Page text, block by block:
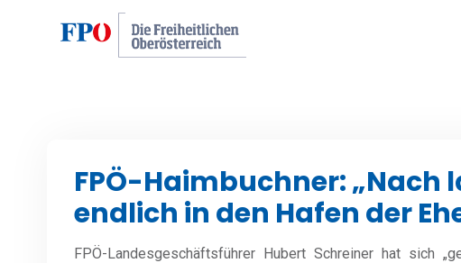
FPÖ-Haimbuchner:
endlich in den Hafen der
FPÖ-Landesgeschäftsführer Hubert Schreiner hat sich